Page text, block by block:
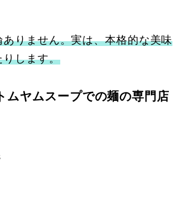
りません。実は、本格的な美味
りします。
ムヤムスープでの麺の専門店